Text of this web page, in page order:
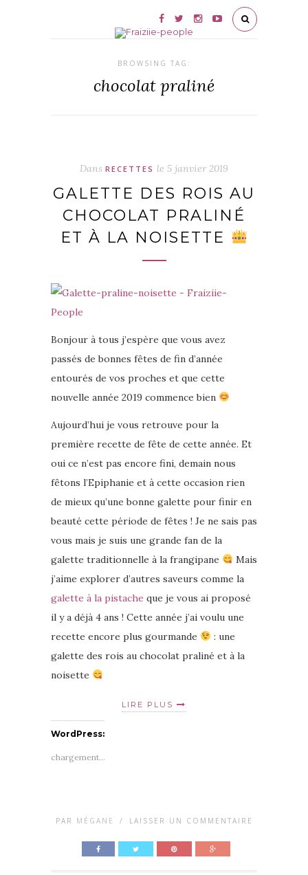
BROWSING TAG:
chocolat praliné
Dans RECETTES le 5 janvier 2019
GALETTE DES ROIS AU
CHOCOLAT PRALINÉ
ET À LA NOISETTE
Bonjour à tous j’espère que vous avez
passés de bonnes fêtes de fin d’année
entourés de vos proches et que cette
nouvelle année 2019 commence bien
Aujourd’hui je vous retrouve pour la
première recette de fête de cette année. Et
oui ce n’est pas encore fini, demain nous
fêtons l’Epiphanie et à cette occasion rien
de mieux qu’une bonne galette pour finir en
beauté cette période de fêtes ! Je ne sais pas
vous mais je suis une grande fan de la
galette traditionnelle à la frangipane
Mais
j’aime explorer d’autres saveurs comme la
galette à la pistache que je vous ai proposé
il y a déjà 4 ans ! Cette année j’ai voulu une
recette encore plus gourmande
: une
galette des rois au chocolat praliné et à la
noisette
LIRE PLUS
WordPress:
chargement…
PAR MÉGANE / LAISSER UN COMMENTAIRE